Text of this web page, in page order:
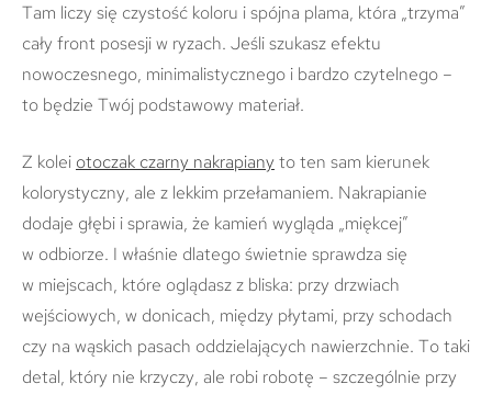
Tam liczy się czystość koloru i spójna plama, która „trzyma”
cały front posesji w ryzach. Jeśli szukasz efektu
nowoczesnego, minimalistycznego i bardzo czytelnego –
to będzie Twój podstawowy materiał.
Z kolei otoczak czarny nakrapianyto ten sam kierunek
kolorystyczny, ale z lekkim przełamaniem. Nakrapianie
dodaje głębi i sprawia, że kamień wygląda „miękcej”
w odbiorze. I właśnie dlatego świetnie sprawdza się
w miejscach, które oglądasz z bliska: przy drzwiach
wejściowych, w donicach, między płytami, przy schodach
czy na wąskich pasach oddzielających nawierzchnie. To taki
detal, który nie krzyczy, ale robi robotę – szczególnie przy